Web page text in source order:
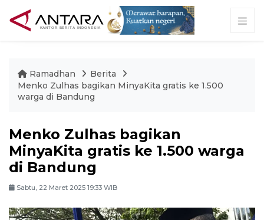
Ramadhan
Berita
Menko Zulhas bagikan MinyaKita gratis ke 1.500
warga di Bandung
Menko Zulhas bagikan
MinyaKita gratis ke 1.500 warga
di Bandung
Sabtu, 22 Maret 2025 19:33 WIB